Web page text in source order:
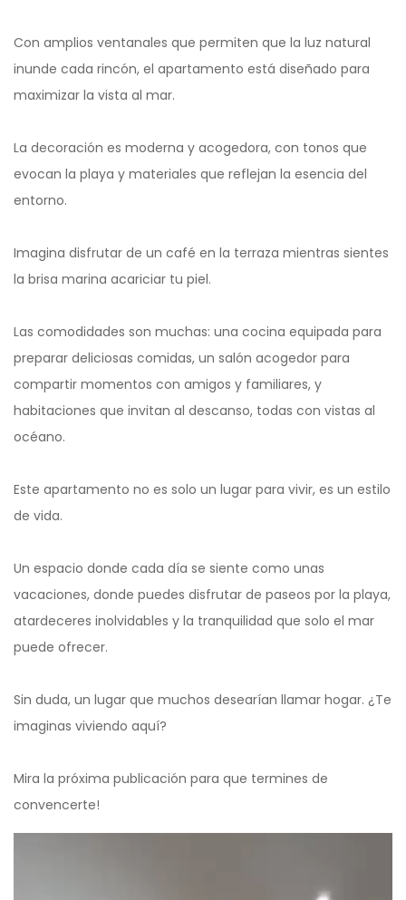
Con amplios ventanales que permiten que la luz natural
inunde cada rincón, el apartamento está diseñado para
maximizar la vista al mar.
La decoración es moderna y acogedora, con tonos que
evocan la playa y materiales que reflejan la esencia del
entorno.
Imagina disfrutar de un café en la terraza mientras sientes
la brisa marina acariciar tu piel.
Las comodidades son muchas: una cocina equipada para
preparar deliciosas comidas, un salón acogedor para
compartir momentos con amigos y familiares, y
habitaciones que invitan al descanso, todas con vistas al
océano.
Este apartamento no es solo un lugar para vivir, es un estilo
de vida.
Un espacio donde cada día se siente como unas
vacaciones, donde puedes disfrutar de paseos por la playa,
atardeceres inolvidables y la tranquilidad que solo el mar
puede ofrecer.
Sin duda, un lugar que muchos desearían llamar hogar. ¿Te
imaginas viviendo aquí?
Mira la próxima publicación para que termines de
convencerte!